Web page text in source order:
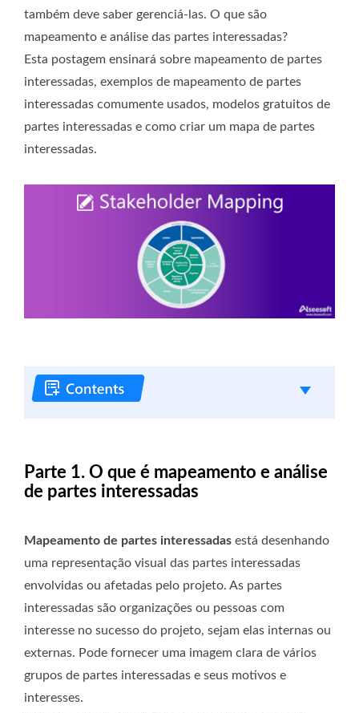
também deve saber gerenciá-las. O que são
mapeamento e análise das partes interessadas?
Esta postagem ensinará sobre mapeamento de partes
interessadas, exemplos de mapeamento de partes
interessadas comumente usados, modelos gratuitos de
partes interessadas e como criar um mapa de partes
interessadas.
Parte 1. O que é mapeamento e análise
de partes interessadas
Mapeamento de partes interessadas está desenhando
uma representação visual das partes interessadas
envolvidas ou afetadas pelo projeto. As partes
interessadas são organizações ou pessoas com
interesse no sucesso do projeto, sejam elas internas ou
externas. Pode fornecer uma imagem clara de vários
grupos de partes interessadas e seus motivos e
interesses.